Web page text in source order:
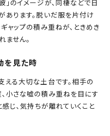
のイメージが、同棲などで日
あります。脱いだ服を片付け
ャップの積み重ねが、ときめき
ません。
を見た時
える大切な土台です。相手の
小さな嘘の積み重ねを目にす
感じ、気持ちが離れていくこと